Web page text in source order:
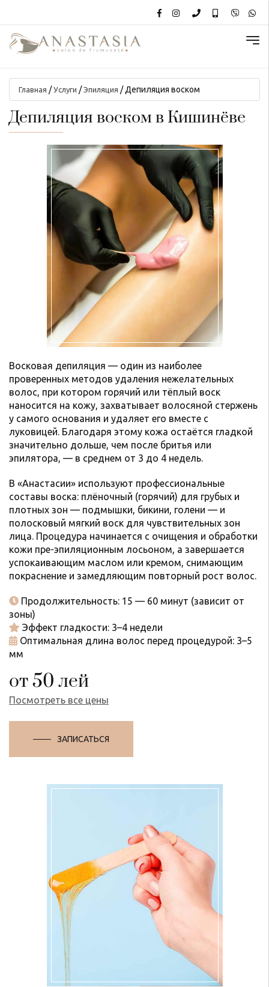
Главная /Услуги /Эпиляция /Депиляция воском
Депиляция воском в Кишинёве
Восковая депиляция — один из наиболее
проверенных методов удаления нежелательных
волос, при котором горячий или тёплый воск
наносится на кожу, захватывает волосяной стержень
у самого основания и удаляет его вместе с
луковицей. Благодаря этому кожа остаётся гладкой
значительно дольше, чем после бритья или
эпилятора, — в среднем от 3 до 4 недель.
В «Анастасии» используют профессиональные
составы воска: плёночный (горячий) для грубых и
плотных зон — подмышки, бикини, голени — и
полосковый мягкий воск для чувствительных зон
лица. Процедура начинается с очищения и обработки
кожи пре-эпиляционным лосьоном, а завершается
успокаивающим маслом или кремом, снимающим
покраснение и замедляющим повторный рост волос.
Продолжительность: 15 — 60 минут (зависит от
зоны)
Эффект гладкости: 3–4 недели
Оптимальная длина волос перед процедурой: 3–5
мм
от 50 лей
Посмотреть все цены
ЗАПИСАТЬСЯ